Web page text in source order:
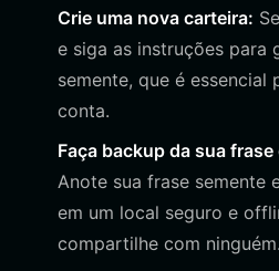
Crie uma nova carteira:
e siga as instruções para
semente, que é essencial
conta.
Faça backup da sua
Anote sua frase semente
em um local seguro e
compartilhe com ninguém.